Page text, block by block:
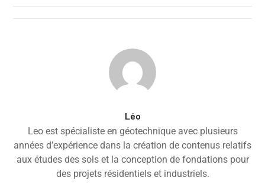
Léo
Leo est spécialiste en géotechnique avec plusieurs
années d’expérience dans la création de contenus relatifs
aux études des sols et la conception de fondations pour
des projets résidentiels et industriels.